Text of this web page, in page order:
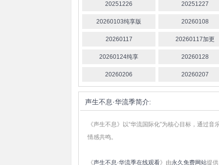
20251226 20251227
20260103纯享版 20260108
20260117 20260117加更
20260124纯享 20260128
20260206 20260207
声生不息·华流季简介:
《声生不息》以“华流国际化”为核心目标，通
情感共鸣。
《声生不息·华流季在线观看》由永久免费网站提